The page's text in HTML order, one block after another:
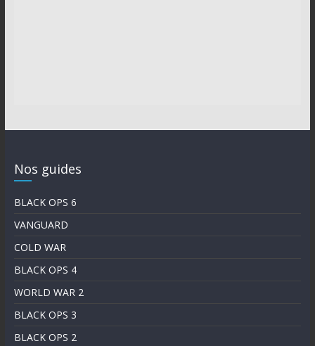
Nos guides
BLACK OPS 6
VANGUARD
COLD WAR
BLACK OPS 4
WORLD WAR 2
BLACK OPS 3
BLACK OPS 2